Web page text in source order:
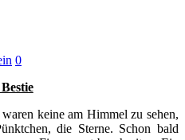
0
keine am Himmel zu sehen,
die Sterne. Schon bald